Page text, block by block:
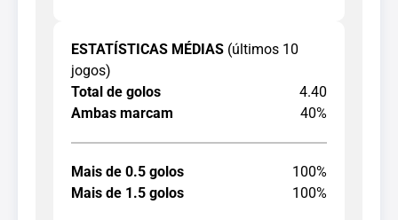
ESTATÍSTICAS MÉDIAS (últimos 10
jogos)
Total de golos
4.40
Ambas marcam
40%
Mais de 0.5 golos
100%
Mais de 1.5 golos
100%